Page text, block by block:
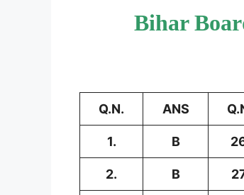
Bihar
Q.N. ANS
1. B
2. B